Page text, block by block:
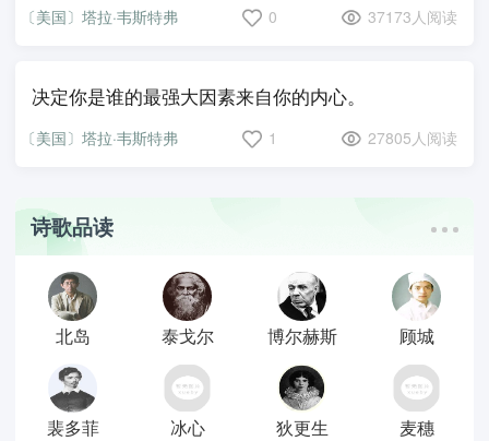
〔美国〕塔拉·韦斯特弗 0 37173人阅读
决定你是谁的最强大因素来自你的内心。
〔美国〕塔拉·韦斯特弗 1 27805人阅读
诗歌品读
北岛 泰戈尔 博尔赫斯 顾城
裴多菲 冰心 狄更生 麦穗